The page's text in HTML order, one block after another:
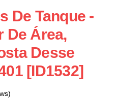
De Tanque -
De Área,
Desse
[ID1532]